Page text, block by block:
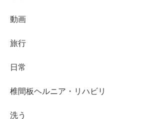
動画
旅行
日常
椎間板ヘルニア・リハビリ
洗う